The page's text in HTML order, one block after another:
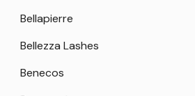
Bellapierre
Bellezza Lashes
Benecos